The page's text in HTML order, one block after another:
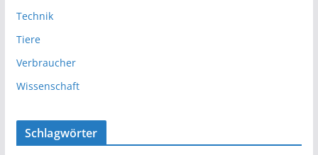
Technik
Tiere
Verbraucher
Wissenschaft
Schlagwörter